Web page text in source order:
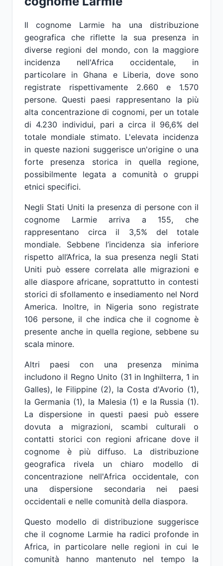
Il cognome Larmie ha una distribuzione
geografica che riflette la sua presenza in
diverse regioni del mondo, con la maggiore
incidenza nell'Africa occidentale, in
particolare in Ghana e Liberia, dove sono
registrate rispettivamente 2.660 e 1.570
persone. Questi paesi rappresentano la più
alta concentrazione di cognomi, per un totale
di 4.230 individui, pari a circa il 96,6% del
totale mondiale stimato. L'elevata incidenza
in queste nazioni suggerisce un'origine o una
forte presenza storica in quella regione,
possibilmente legata a comunità o gruppi
etnici specifici.
Negli Stati Uniti la presenza di persone con il
cognome Larmie arriva a 155, che
rappresentano circa il 3,5% del totale
mondiale. Sebbene l’incidenza sia inferiore
rispetto all’Africa, la sua presenza negli Stati
Uniti può essere correlata alle migrazioni e
alle diaspore africane, soprattutto in contesti
storici di sfollamento e insediamento nel Nord
America. Inoltre, in Nigeria sono registrate
106 persone, il che indica che il cognome è
presente anche in quella regione, sebbene su
scala minore.
Altri paesi con una presenza minima
includono il Regno Unito (31 in Inghilterra, 1 in
Galles), le Filippine (2), la Costa d'Avorio (1),
la Germania (1), la Malesia (1) e la Russia (1).
La dispersione in questi paesi può essere
dovuta a migrazioni, scambi culturali o
contatti storici con regioni africane dove il
cognome è più diffuso. La distribuzione
geografica rivela un chiaro modello di
concentrazione nell'Africa occidentale, con
una dispersione secondaria nei paesi
occidentali e nelle comunità della diaspora.
Questo modello di distribuzione suggerisce
che il cognome Larmie ha radici profonde in
Africa, in particolare nelle regioni in cui le
comunità hanno mantenuto nel tempo la